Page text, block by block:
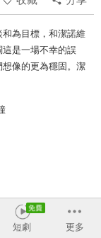
為目標，和潔諾維
是一場不幸的誤
像的更為穩固。潔
日笠陽子
短劇 更多